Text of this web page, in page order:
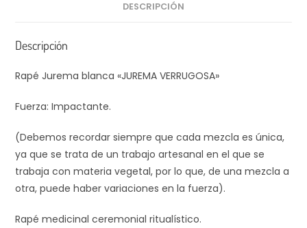
DESCRIPCIÓN
Descripción
Rapé Jurema blanca «JUREMA VERRUGOSA»
Fuerza: Impactante.
(Debemos recordar siempre que cada mezcla es única,
ya que se trata de un trabajo artesanal en el que se
trabaja con materia vegetal, por lo que, de una mezcla a
otra, puede haber variaciones en la fuerza).
Rapé medicinal ceremonial ritualístico.